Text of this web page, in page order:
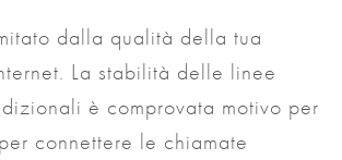
dalla qualità della tua
La stabilità delle linee
è comprovata motivo per
connettere le chiamate